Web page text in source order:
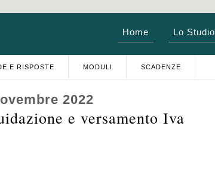
Home Lo Studio
E RISPOSTE MODULI SCADENZE
2022
e versamento Iva